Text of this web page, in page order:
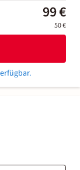
99 €
50 €